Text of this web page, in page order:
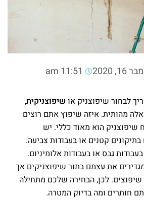
2020
11:51 am
לבחור שיפוצניק או שיפוצניקית,
מהותית. איזה שיפוץ אתם רוצים
שיפוצניק הוא מאוד כללי. יש
קטנים או בעבודות צביעה.
גבס או בעבודות אלומיניום.
את עצמם בתור שיפוצניקים אך
לכן, הבחירה שלכם מתחילה
חותרים ומה בדיוק המטרה.